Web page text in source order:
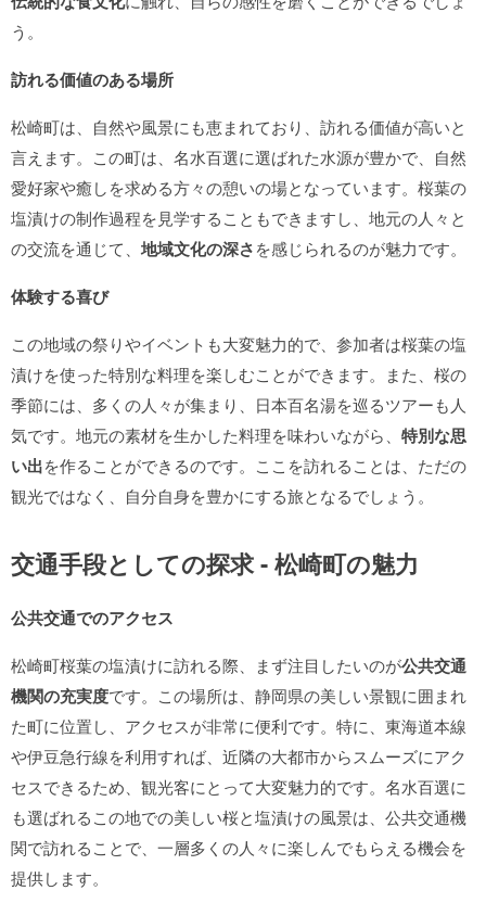
う。
訪れる価値のある場所
松崎町は、自然や風景にも恵まれており、訪れる価値が高いと
言えます。この町は、名水百選に選ばれた水源が豊かで、自然
愛好家や癒しを求める方々の憩いの場となっています。桜葉の
塩漬けの制作過程を見学することもできますし、地元の人々と
の交流を通じて、 地域文化の深さを感じられるのが魅力です。
体験する喜び
この地域の祭りやイベントも大変魅力的で、参加者は桜葉の塩
漬けを使った特別な料理を楽しむことができます。また、桜の
季節には、多くの人々が集まり、日本百名湯を巡るツアーも人
気です。地元の素材を生かした料理を味わいながら、 特別な思
い出を作ることができるのです。ここを訪れることは、ただの
観光ではなく、自分自身を豊かにする旅となるでしょう。
交通手段としての探求 - 松崎町の魅力
公共交通でのアクセス
松崎町桜葉の塩漬けに訪れる際、まず注目したいのが公共交通
機関の充実度です。この場所は、静岡県の美しい景観に囲まれ
た町に位置し、アクセスが非常に便利です。特に、東海道本線
や伊豆急行線を利用すれば、近隣の大都市からスムーズにアク
セスできるため、観光客にとって大変魅力的です。名水百選に
も選ばれるこの地での美しい桜と塩漬けの風景は、公共交通機
関で訪れることで、一層多くの人々に楽しんでもらえる機会を
提供します。